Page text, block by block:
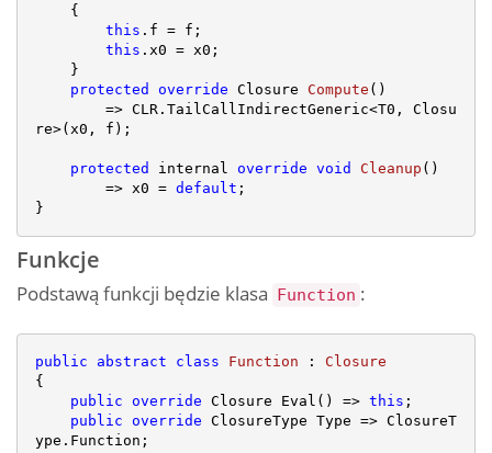
{
this .f = f;
this .x0 = x0;
protected
override Closure Compute ()
=> CLR.TailCallIndirectGeneric<T0, Closu
re>(x0, f);
protected internal override void Cleanup ()
=> x0 = default ;
Funkcje
Podstawą funkcji będzie klasa Function :
public abstract class Function : Closure
{
public
override Closure Eval() => this ;
public
override ClosureType Type => ClosureT
ype.Function;